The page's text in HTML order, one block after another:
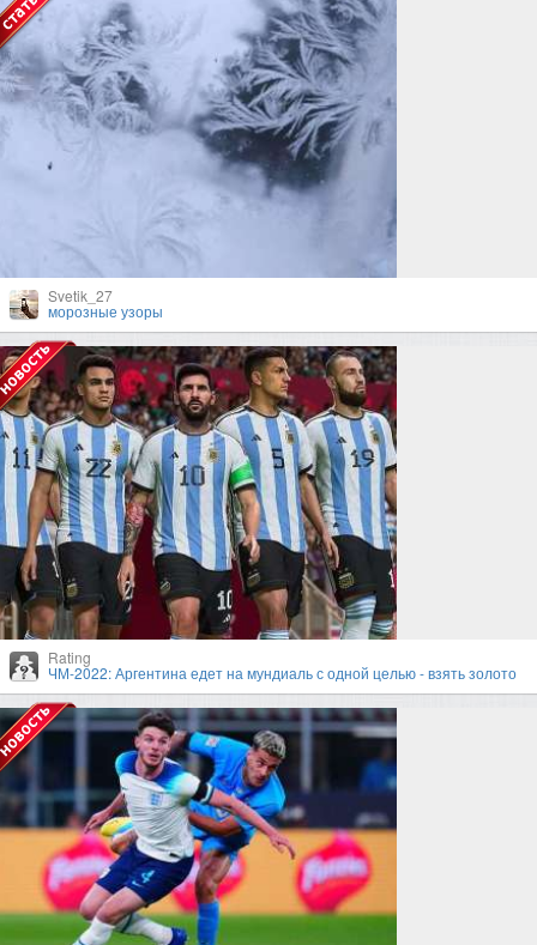
Svetik_27
морозные узоры
Rating
ЧМ-2022: Аргентина едет на мундиаль с одной целью - взять золото